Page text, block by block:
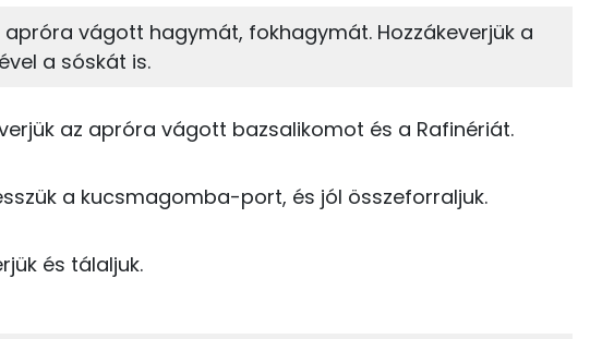
65 kcal
25%
C vitamin:
vágott hagymát, fokhagymát. Hozzákeverjük a
a sóskát is.
az apróra vágott bazsalikomot és a Rafinériát.
a kucsmagomba-port, és jól összeforraljuk.
és tálaljuk.